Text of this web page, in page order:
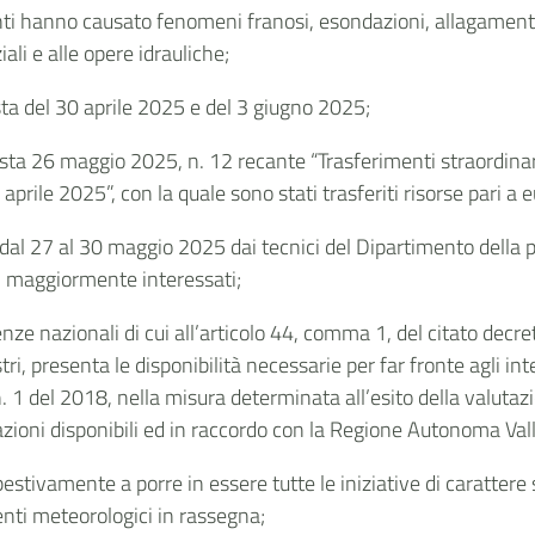
hanno causato fenomeni franosi, esondazioni,
e alle opere idrauliche;
del 30 aprile 2025 e del 3 giugno 2025;
26 maggio 2025, n. 12 recante “Trasferimenti
2025”, con la quale sono stati trasferiti risorse pari a
27 al 30 maggio 2025 dai tecnici del Dipartimento
maggiormente interessati;
nazionali di cui all’articolo 44, comma 1, del citato
presenta le disponibilità necessarie per far fronte agli
1 del 2018, nella misura determinata all’esito della
disponibili ed in raccordo con la Regione Autonoma
a porre in essere tutte le iniziative di
meteorologici in rassegna;